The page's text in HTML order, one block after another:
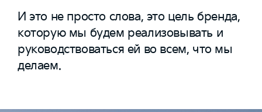
И это не просто слова, это цель бренда,
которую мы будем реализовывать и
руководствоваться ей во всем, что мы
делаем.